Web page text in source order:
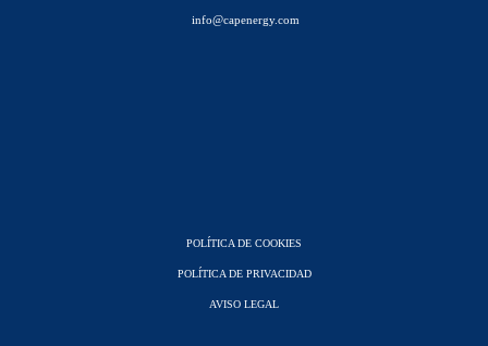
info@capenergy.com
POLÍTICA DE COOKIES
POLÍTICA DE PRIVACIDAD
AVISO LEGAL